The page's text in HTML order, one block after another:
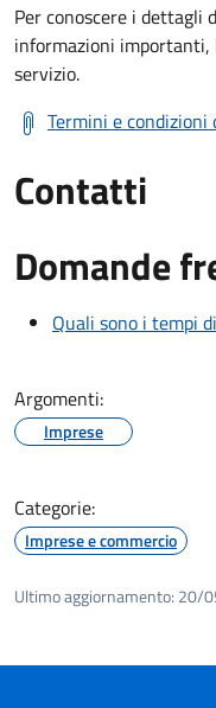
Per conoscere i dettagli
informazioni
servizio.
Termini e condizioni
Contatti
Domande
Quali sono i tempi
Argomenti:
Imprese
Categorie:
Imprese e commercio
Ultimo aggiornamento: 20/